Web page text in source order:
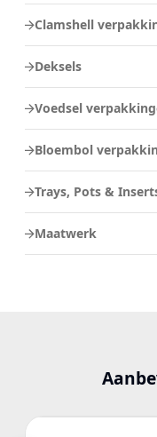
Clamshell
Deksels
Voedsel
Bloembol
Trays, Pots &
Maatwerk